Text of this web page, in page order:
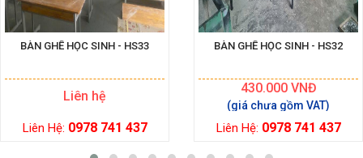
BÀN GHẾ HỌC SINH - HS33
Liên hệ
Liên Hệ: 0978 741 437
BÀN GHẾ HỌC SINH - HS32
430.000VNĐ
Liên Hệ: 0978 741 437